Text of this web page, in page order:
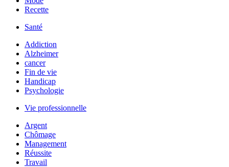
Recette
Santé
Addiction
Alzheimer
cancer
Fin de vie
Handicap
Psychologie
Vie professionnelle
Argent
Chômage
Management
Réussite
Travail